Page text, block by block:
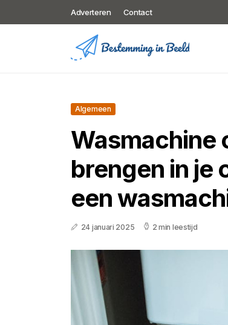
Adverteren Contact
Algemeen
Wasmachine
brengen in je
een
24 januari 2025 2 min leestijd